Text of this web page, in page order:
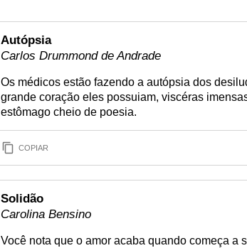
Autópsia
Carlos Drummond de Andrade
Os médicos estão fazendo a autópsia dos
grande coração eles possuiam, viscéras
estômago cheio de poesia.
COPIAR
Solidão
Carolina Bensino
Você nota que o amor acaba quando começa a